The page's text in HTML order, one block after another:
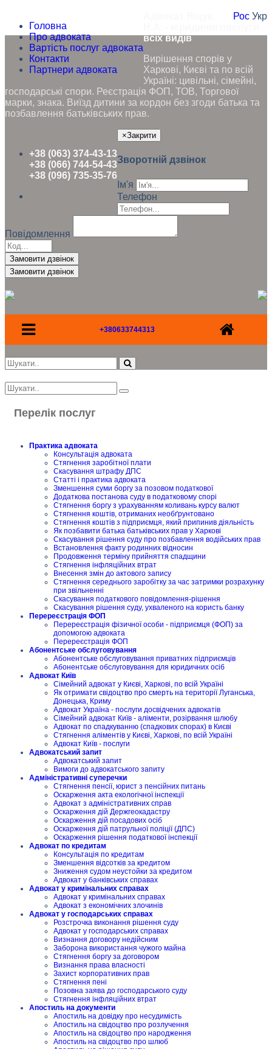
Головна
Про адвоката
Вартість послуг адвоката
Контакти
Партнери адвоката
Рос Укр
всіх видів
Вирішення спорів у
Харкові, Києві та по всій
Україні: цивільні, сімейні,
господарські спори. Реєстрація ФОП, ТОВ, Торгової
марки, знака. Виїзд дитини за кордон без згоди батька та
позбавлення батьківських прав.
+38 (063) 374-43-13
+38 (066) 744-54-43
+38 (096) 735-35-76
×Закрити
Зворотній дзвінок
Ім'я
Телефон
Повідомлення
Замовити дзвінок
+380633744313
Перелік послуг
Практика адвоката
Консультація адвоката
Стягнення заробітної плати
Скасування штрафу ДПС
Статті і практика адвоката
Зменшення суми боргу за позовом податкової
Додаткова постанова суду в податковому спорі
Стягнення боргу з урахуванням коливань курсу валют
Стягнення коштів, отриманих необґрунтовано
Стягнення коштів з підприємця, який припинив діяльність
Як позбавити батька батьківських прав у Харкові
Скасування рішення суду про позбавлення водійських прав
Встановлення факту родинних відносин
Продовження терміну прийняття спадщини
Стягнення інфляційних втрат
Внесення змін до актового запису
Стягнення середнього заробітку за час затримки розрахунку
при звільненні
Скасування податкового повідомлення-рішення
Скасування рішення суду, ухваленого на користь банку
Перереєстрація ФОП
Перереєстрація фізичної особи - підприємця (ФОП) за
допомогою адвоката
Перереєстрація ФОП
Абонентське обслуговування
Абонентське обслуговування приватних підприємців
Абонентське обслуговування для юридичних осіб
Адвокат Київ
Сімейний адвокат у Києві, Харкові, по всій Україні
Як отримати свідоцтво про смерть на території Луганська,
Донецька, Криму
Адвокат Україна - послуги досвідчених адвокатів
Сімейний адвокат Київ - аліменти, розірвання шлюбу
Адвокат по спадкуванню (спадкових спорах) в Києві
Стягнення аліментів у Києві, Харкові, по всій Україні
Адвокат Київ - послуги
Адвокатський запит
Адвокатський запит
Вимоги до адвокатського запиту
Адміністративні суперечки
Стягнення пенсії, юрист з пенсійних питань
Оскарження акта екологічної інспекції
Адвокат з адміністративних справ
Оскарження дій Держгеокадастру
Оскарження дій посадових осіб
Оскарження дій патрульної поліції (ДПС)
Оскарження рішення податкової інспекції
Адвокат по кредитам
Консультація по кредитам
Зменшення відсотків за кредитом
Зниження судом неустойки за кредитом
Адвокат у банківських справах
Адвокат у кримінальних справах
Адвокат у кримінальних справах
Адвокат з економічних злочинів
Адвокат у господарських справах
Розстрочка виконання рішення суду
Адвокат у господарських справах
Визнання договору недійсним
Заборона використання чужого майна
Стягнення боргу за договором
Визнання права власності
Захист корпоративних прав
Стягнення пені
Позовна заява до господарського суду
Стягнення інфляційних втрат
Апостиль на документи
Апостиль на довідку про несудимість
Апостиль на свідоцтво про розлучення
Апостиль на свідоцтво про народження
Апостиль на свідоцтво про шлюб